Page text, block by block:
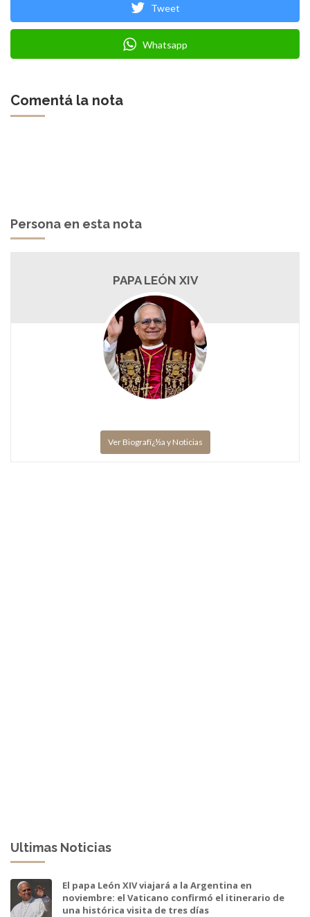
Tweet
Whatsapp
Comentá la nota
Persona en esta nota
PAPA LEÓN XIV
Ver Biografï¿½a y Noticias
Ultimas Noticias
El papa León XIV viajará a la Argentina en
noviembre: el Vaticano confirmó el itinerario de
una histórica visita de tres días